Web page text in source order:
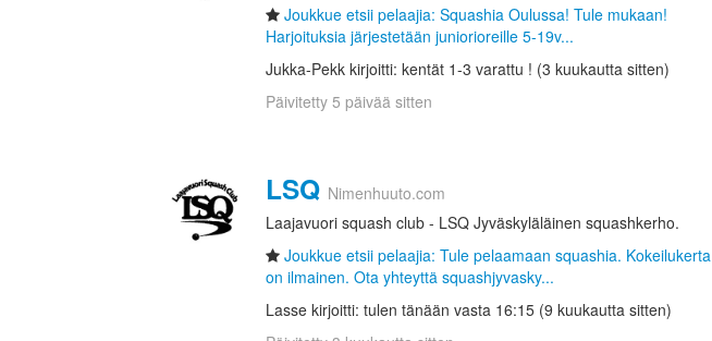
Joukkue etsii pelaajia: Squashia Oulussa! Tule mukaan!
Harjoituksia järjestetään juniorioreille 5-19v...
Jukka-Pekk kirjoitti: kentät 1-3 varattu ! (3 kuukautta sitten)
Päivitetty 5 päivää sitten
LSQ Nimenhuuto.com
Laajavuori squash club - LSQ Jyväskyläläinen squashkerho.
Joukkue etsii pelaajia: Tule pelaamaan squashia. Kokeilukerta
on ilmainen. Ota yhteyttä squashjyvasky...
Lasse kirjoitti: tulen tänään vasta 16:15 (9 kuukautta sitten)